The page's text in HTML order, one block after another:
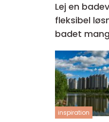
Lej en
fleksibel
badet
inspiration